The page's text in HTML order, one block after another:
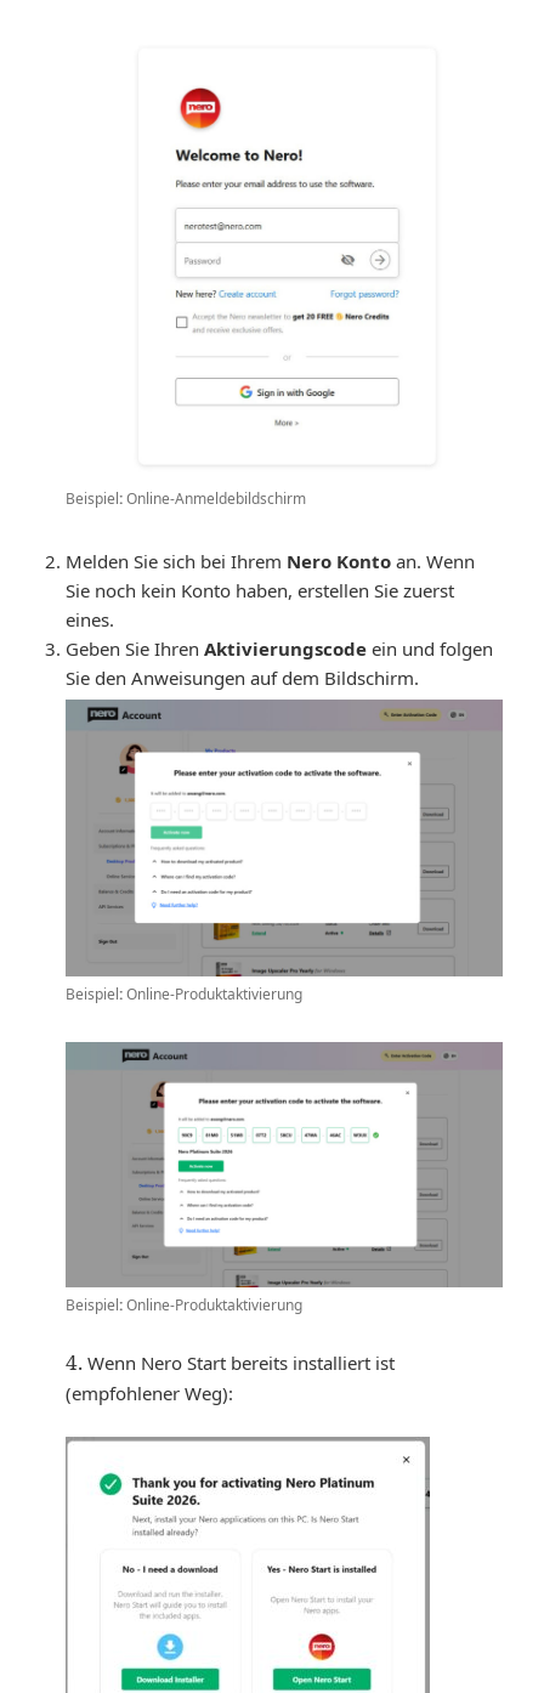
Beispiel:Online-Anmeldebildschirm
Melden Sie sich bei Ihrem Nero Konto an. Wenn
Sie noch kein Konto haben, erstellen Sie zuerst
eines.
Geben Sie IhrenAktivierungscode ein und folgen
Sie den Anweisungen auf dem Bildschirm.
Beispiel:Online-Produktaktivierung
Beispiel:Online-Produktaktivierung
4.Wenn Nero Start bereits installiert ist
(empfohlener Weg):